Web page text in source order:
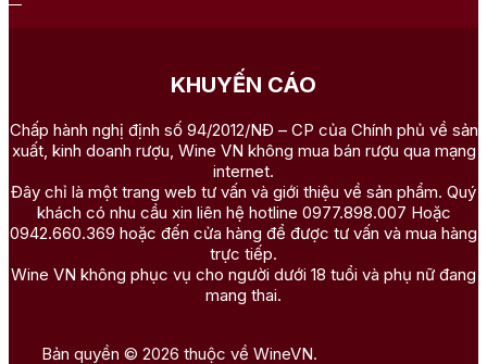
KHUYẾN CÁO
Chấp hành nghị định số 94/2012/NĐ – CP của Chính phủ về sản
xuất, kinh doanh rượu, Wine VN không mua bán rượu qua mạng
internet.
Đây chỉ là một trang web tư vấn và giới thiệu về sản phẩm. Quý
khách có nhu cầu xin liên hệ hotline 0977.898.007 Hoặc
0942.660.369 hoặc đến cửa hàng để được tư vấn và mua hàng
trực tiếp.
Wine VN không phục vụ cho người dưới 18 tuổi và phụ nữ đang
mang thai.
Bản quyền © 2026 thuộc về WineVN.